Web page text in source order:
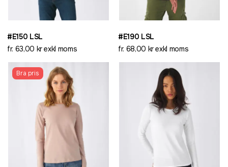
#E150 LSL
fr. 63,00 kr exkl moms
#E190 LSL
fr. 68,00 kr exkl moms
Bra pris